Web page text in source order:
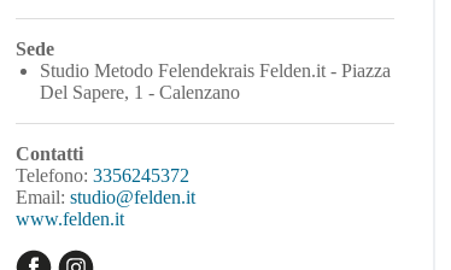
Sede
Studio Metodo Felendekrais Felden.it - Piazza
Del Sapere, 1 - Calenzano
Contatti
Telefono:3356245372
Email:studio@felden.it
www.felden.it